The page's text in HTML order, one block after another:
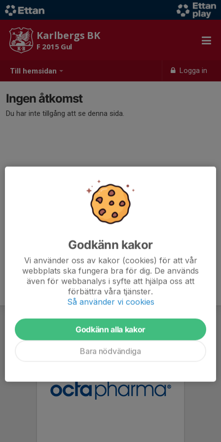
Till hemsidan Logga in
Karlbergs BK
F 2015 Gul
Ingen åtkomst
Du har inte tillgång att se denna sida.
Godkänn kakor
Vi använder oss av kakor (cookies) för att vår
webbplats ska fungera bra för dig. De används
även för webbanalys i syfte att hjälpa oss att
förbättra våra tjänster.
Så använder vi cookies
Godkänn alla kakor
Bara nödvändiga